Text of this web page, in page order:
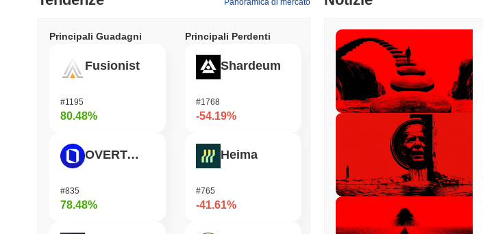
Principali Guadagni
Fusionist
#1195
80.48%
OVERTAKE
#835
78.48%
Principali Perdenti
Shardeum
#1768
-54.19%
Heima
#765
-41.61%